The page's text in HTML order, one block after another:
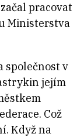
pracovat
Ministerstva
společnost v
jejím
Což
Když na